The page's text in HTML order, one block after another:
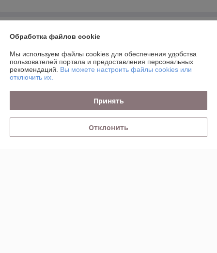
Контакты
Доставка и оплата
Полная версия сайта
Обработка файлов cookie
Мы используем файлы cookies для обеспечения удобства
пользователей портала и предоставления персональных
рекомендаций. Вы можете настроить файлы cookies или
отключить их.
Принять
Отклонить